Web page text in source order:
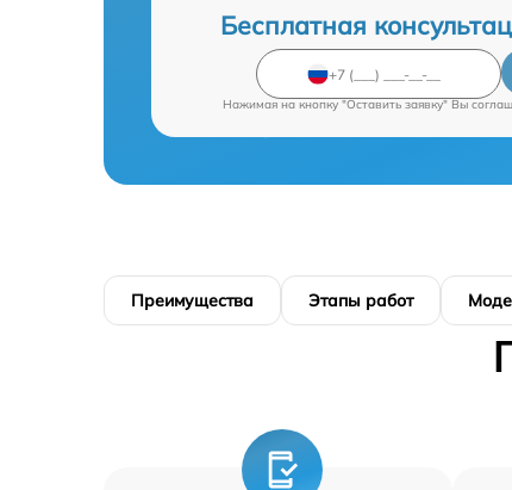
Бесплатная
Нажимая на кнопку "Оставить заявку" Вы
Преимущества Этапы работ